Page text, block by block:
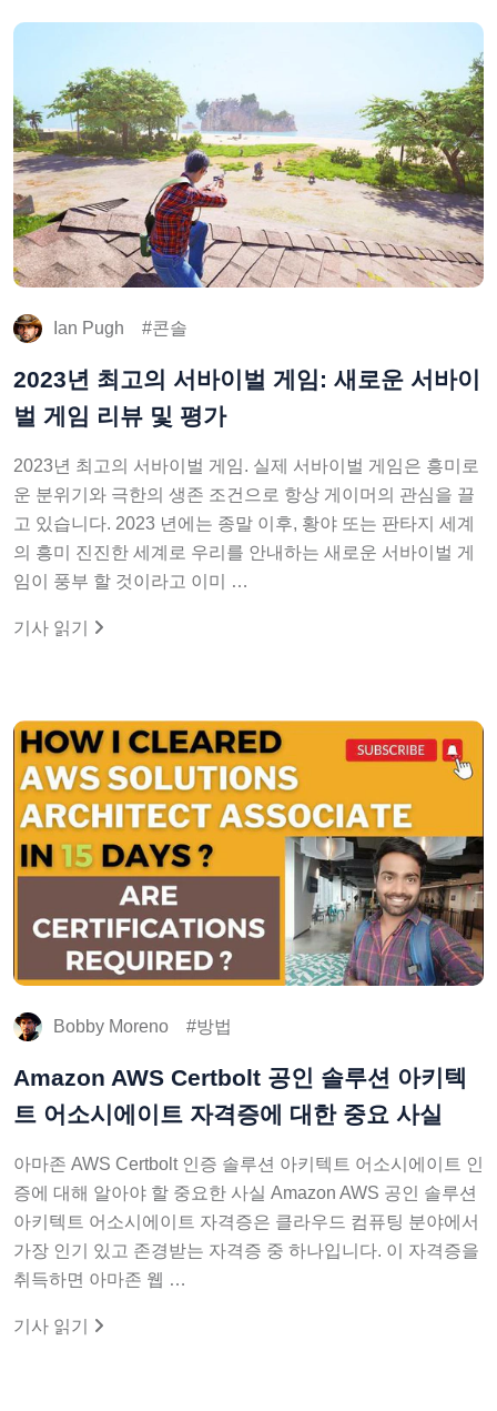
Ian Pugh 콘솔
2023년 최고의 서바이벌 게임: 새로운 서바이
벌 게임 리뷰 및 평가
2023년 최고의 서바이벌 게임. 실제 서바이벌 게임은 흥미로
운 분위기와 극한의 생존 조건으로 항상 게이머의 관심을 끌
고 있습니다. 2023 년에는 종말 이후, 황야 또는 판타지 세계
의 흥미 진진한 세계로 우리를 안내하는 새로운 서바이벌 게
임이 풍부 할 것이라고 이미 …
기사 읽기
Bobby Moreno 방법
Amazon AWS Certbolt 공인 솔루션 아키텍
트 어소시에이트 자격증에 대한 중요 사실
아마존 AWS Certbolt 인증 솔루션 아키텍트 어소시에이트 인
증에 대해 알아야 할 중요한 사실 Amazon AWS 공인 솔루션
아키텍트 어소시에이트 자격증은 클라우드 컴퓨팅 분야에서
가장 인기 있고 존경받는 자격증 중 하나입니다. 이 자격증을
취득하면 아마존 웹 …
기사 읽기